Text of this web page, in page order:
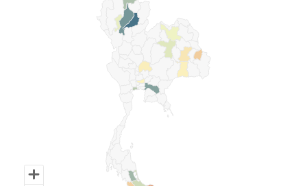
Map of Thailand with 1 data series.